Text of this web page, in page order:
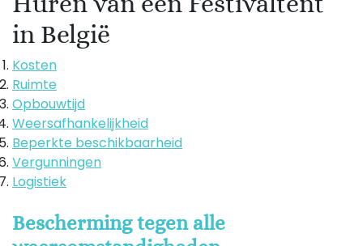
in België
Kosten
Ruimte
Opbouwtijd
Weersafhankelijkheid
Beperkte beschikbaarheid
Vergunningen
Logistiek
Bescherming tegen alle